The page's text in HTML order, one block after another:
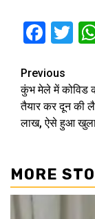
Previous
कुंभ मेले में कोविड
तैयार कर दून की
लाख, ऐसे हुआ
MORE